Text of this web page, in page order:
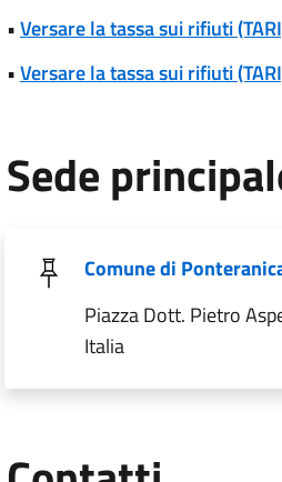
•Versare la tassa sui rifiuti
•Versare la tassa sui rifiuti
Sede
Comune di
Piazza Dott. Pietro
Italia